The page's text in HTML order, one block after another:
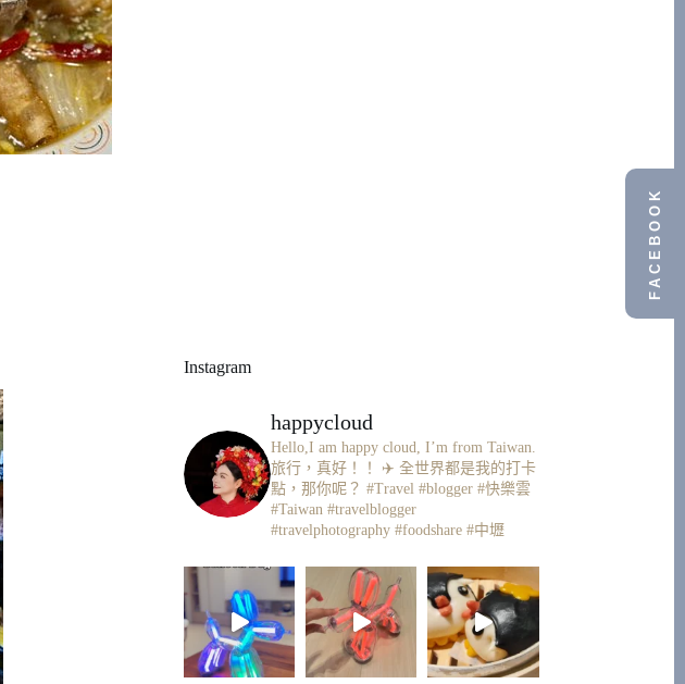
Instagram
happycloud
Hello,I am happy cloud, I’m from Taiwan.
旅行，真好！！ ✈️ 全世界都是我的打卡
點，那你呢？ #Travel #blogger #快樂雲
#Taiwan #travelblogger
#travelphotography #foodshare #中壢
FACEBOOK